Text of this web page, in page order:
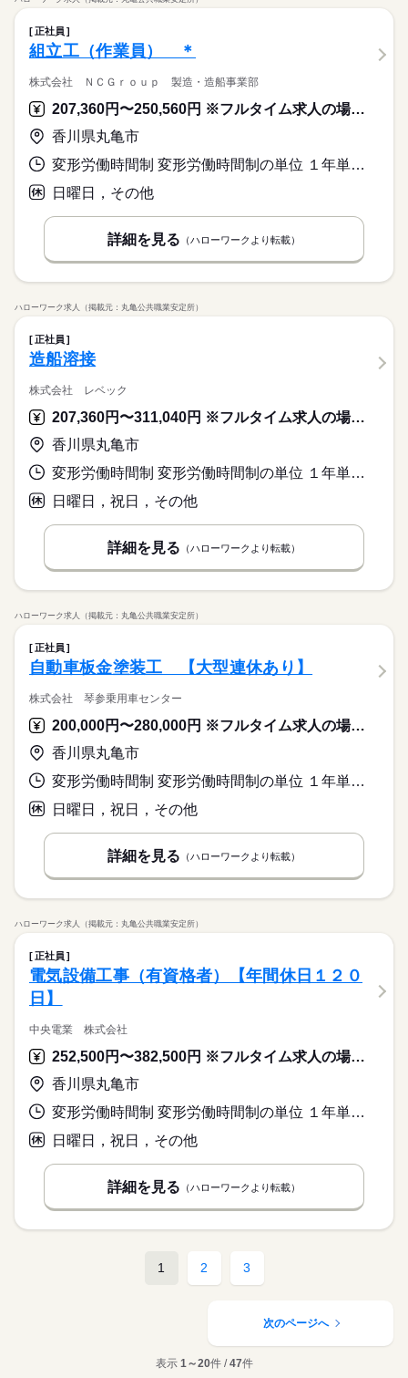
正社員
組立工（作業員） ＊
株式会社 ＮＣＧｒｏｕｐ 製造・造船事業部
207,360円〜250,560円 ※フルタイム求人の場合は月額（換算額）、パート求人の場合は時間額を表示しています。
香川県丸亀市
変形労働時間制 変形労働時間制の単位 １年単位 就業時間１ 8時00分〜17時00分
日曜日，その他
詳細を見る （ハローワークより転載）
ハローワーク求人（掲載元：丸亀公共職業安定所）
正社員
造船溶接
株式会社 レベック
207,360円〜311,040円 ※フルタイム求人の場合は月額（換算額）、パート求人の場合は時間額を表示しています。
香川県丸亀市
変形労働時間制 変形労働時間制の単位 １年単位 就業時間１ 8時00分〜17時00分
日曜日，祝日，その他
詳細を見る （ハローワークより転載）
ハローワーク求人（掲載元：丸亀公共職業安定所）
正社員
自動車板金塗装工 【大型連休あり】
株式会社 琴参乗用車センター
200,000円〜280,000円 ※フルタイム求人の場合は月額（換算額）、パート求人の場合は時間額を表示しています。
香川県丸亀市
変形労働時間制 変形労働時間制の単位 １年単位 就業時間１ 8時30分〜17時00分
日曜日，祝日，その他
詳細を見る （ハローワークより転載）
ハローワーク求人（掲載元：丸亀公共職業安定所）
正社員
電気設備工事（有資格者）【年間休日１２０
日】
中央電業 株式会社
252,500円〜382,500円 ※フルタイム求人の場合は月額（換算額）、パート求人の場合は時間額を表示しています。
香川県丸亀市
変形労働時間制 変形労働時間制の単位 １年単位 就業時間１ 8時30分〜17時00分 就業時間に関する特記事項 ＊所定労働時間：７．５時間
日曜日，祝日，その他
詳細を見る （ハローワークより転載）
1 2 3
次のページへ
表示 1～20件 /47件